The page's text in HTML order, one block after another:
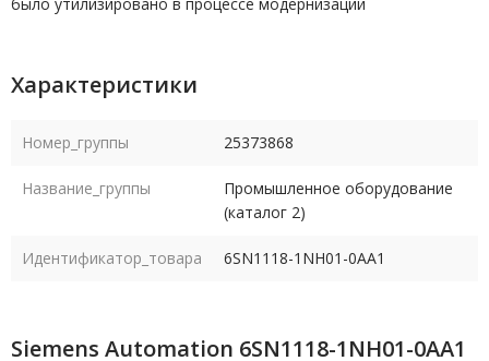
Характеристики
Номер_группы 25373868
Название_группы
Промышленное оборудование
(каталог 2)
Идентификатор_товара 6SN1118-1NH01-0AA1
Siemens Automation 6SN1118-1NH01-0AA1